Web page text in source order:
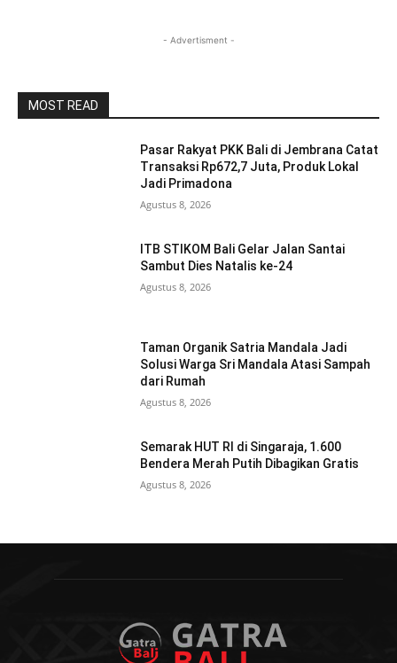
- Advertisment -
MOST READ
Pasar Rakyat PKK Bali di Jembrana Catat
Transaksi Rp672,7 Juta, Produk Lokal
Jadi Primadona
Agustus 8, 2026
ITB STIKOM Bali Gelar Jalan Santai
Sambut Dies Natalis ke-24
Agustus 8, 2026
Taman Organik Satria Mandala Jadi
Solusi Warga Sri Mandala Atasi Sampah
dari Rumah
Agustus 8, 2026
Semarak HUT RI di Singaraja, 1.600
Bendera Merah Putih Dibagikan Gratis
Agustus 8, 2026